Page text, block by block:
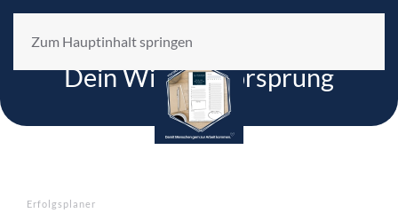
Zum Hauptinhalt springen
YOU`DID Management
Dein Wissensvorsprung
Erfolgsplaner